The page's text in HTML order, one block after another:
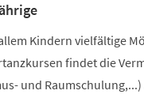
Kindern vielfältige
findet die
und